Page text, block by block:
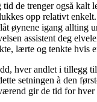
de trenger også kalt
opp relativt
øynene igang allting
assistent deg
lærte og tenkte hvis
hver andlet i tillegg
setningen à den
gir de tid for